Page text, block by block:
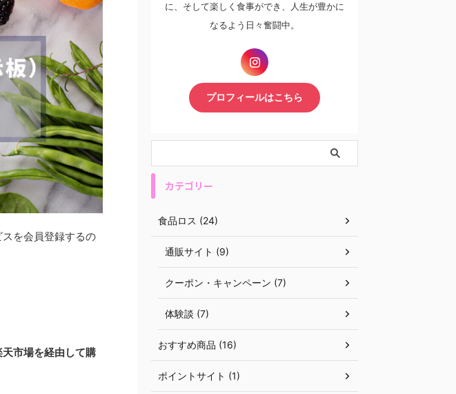
を会員登録するの
市場を経由して購
に、そして楽しく食事ができ、人生が豊かに
なるよう日々奮闘中。
プロフィールはこちら
カテゴリー
食品ロス (24)
通販サイト (9)
クーポン・キャンペーン (7)
体験談 (7)
おすすめ商品 (16)
ポイントサイト (1)